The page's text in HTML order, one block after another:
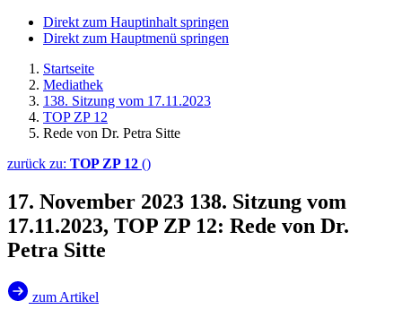
Direkt zum Hauptinhalt springen
Direkt zum Hauptmenü springen
Startseite
Mediathek
138. Sitzung vom 17.11.2023
TOP ZP 12
Rede von Dr. Petra Sitte
zurück zu: TOP ZP 12 ()
17. November 2023 138. Sitzung vom
17.11.2023, TOP ZP 12: Rede von Dr.
Petra Sitte
zum Artikel